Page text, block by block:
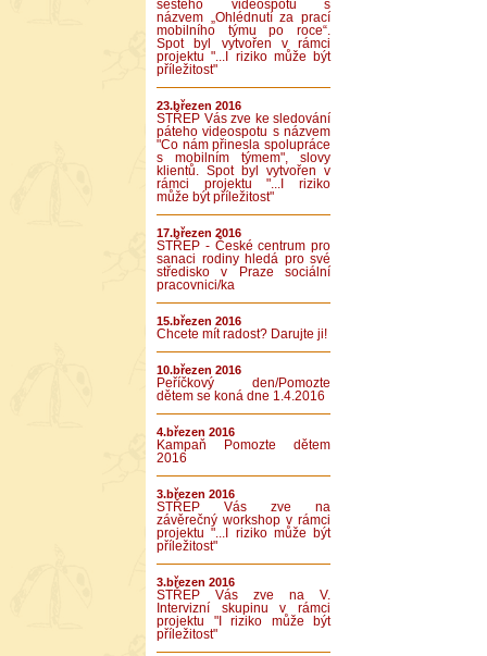
šestého videospotu s
názvem „Ohlédnutí za prací
mobilního týmu po roce“.
Spot byl vytvořen v rámci
projektu "...I riziko může být
příležitost"
23.březen 2016
STŘEP Vás zve ke sledování
páteho videospotu s názvem
"Co nám přinesla spolupráce
s mobilním týmem", slovy
klientů. Spot byl vytvořen v
rámci projektu "...I riziko
může být příležitost"
17.březen 2016
STŘEP - České centrum pro
sanaci rodiny hledá pro své
středisko v Praze sociální
pracovnici/ka
15.březen 2016
Chcete mít radost? Darujte ji!
10.březen 2016
Peříčkový den/Pomozte
dětem se koná dne 1.4.2016
4.březen 2016
Kampaň Pomozte dětem
2016
3.březen 2016
STŘEP Vás zve na
závěrečný workshop v rámci
projektu "...I riziko může být
příležitost"
3.březen 2016
STŘEP Vás zve na V.
Intervizní skupinu v rámci
projektu "I riziko může být
příležitost"